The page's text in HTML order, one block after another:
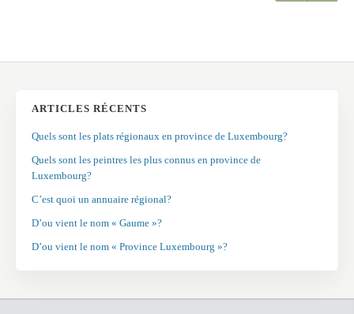
ARTICLES RÉCENTS
Quels sont les plats régionaux en province de Luxembourg?
Quels sont les peintres les plus connus en province de
Luxembourg?
C’est quoi un annuaire régional?
D’ou vient le nom « Gaume »?
D’ou vient le nom « Province Luxembourg »?